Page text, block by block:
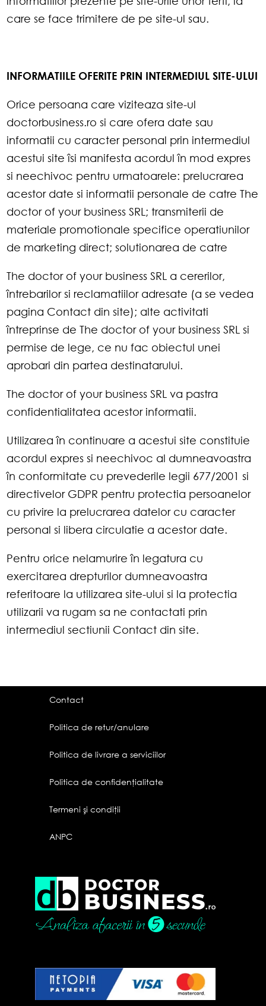
care se face trimitere de pe site-ul sau.
INFORMATIILE OFERITE PRIN INTERMEDIUL SITE-ULUI
Orice persoana care viziteaza site-ul
doctorbusiness.ro si care ofera date sau
informatii cu caracter personal prin intermediul
acestui site îsi manifesta acordul în mod expres
si neechivoc pentru urmatoarele: prelucrarea
acestor date si informatii personale de catre The
doctor of your business SRL; transmiterii de
materiale promotionale specifice operatiunilor
de marketing direct; solutionarea de catre
The doctor of your business SRL a cererilor,
întrebarilor si reclamatiilor adresate (a se vedea
pagina Contact din site); alte activitati
întreprinse de The doctor of your business SRL si
permise de lege, ce nu fac obiectul unei
aprobari din partea destinatarului.
The doctor of your business SRL va pastra
confidentialitatea acestor informatii.
Utilizarea în continuare a acestui site constituie
acordul expres si neechivoc al dumneavoastra
în conformitate cu prevederile legii 677/2001 si
directivelor GDPR pentru protectia persoanelor
cu privire la prelucrarea datelor cu caracter
personal si libera circulatie a acestor date.
Pentru orice nelamurire în legatura cu
exercitarea drepturilor dumneavoastra
referitoare la utilizarea site-ului si la protectia
utilizarii va rugam sa ne contactati prin
intermediul sectiunii Contact din site.
Contact
Politica de retur/anulare
Politica de livrare a serviciilor
Politica de confidenţialitate
Termeni şi condiţii
ANPC